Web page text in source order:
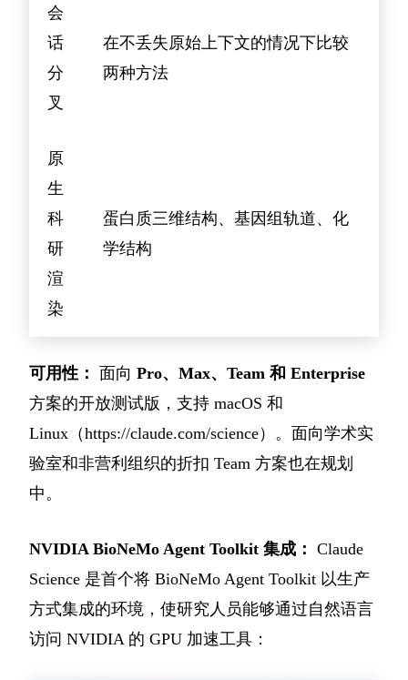
会
话
分
叉
在不丢失原始上下文的情况下比较
两种方法
原
生
科
研
渲
染
蛋白质三维结构、基因组轨道、化
学结构
可用性： 面向 Pro、Max、Team 和 Enterprise
方案的开放测试版，支持 macOS 和
Linux（https://claude.com/science）。面向学术实
验室和非营利组织的折扣 Team 方案也在规划
中。
NVIDIA BioNeMo Agent Toolkit 集成： Claude
Science 是首个将 BioNeMo Agent Toolkit 以生产
方式集成的环境，使研究人员能够通过自然语言
访问 NVIDIA 的 GPU 加速工具：